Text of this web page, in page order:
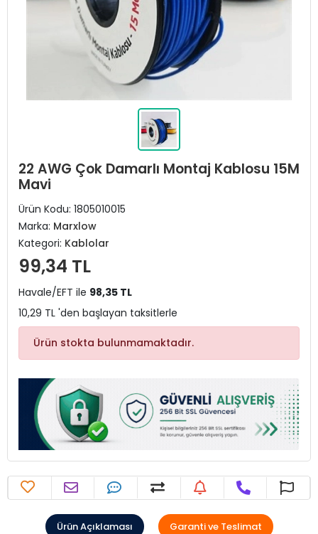
22 AWG Çok Damarlı Montaj Kablosu 15M
Mavi
Ürün Kodu: 1805010015
Marka: Marxlow
Kategori: Kablolar
99,34 TL
Havale/EFT ile 98,35 TL
10,29 TL 'den başlayan taksitlerle
Ürün stokta bulunmamaktadır.
Ürün Açıklaması Garanti ve Teslimat